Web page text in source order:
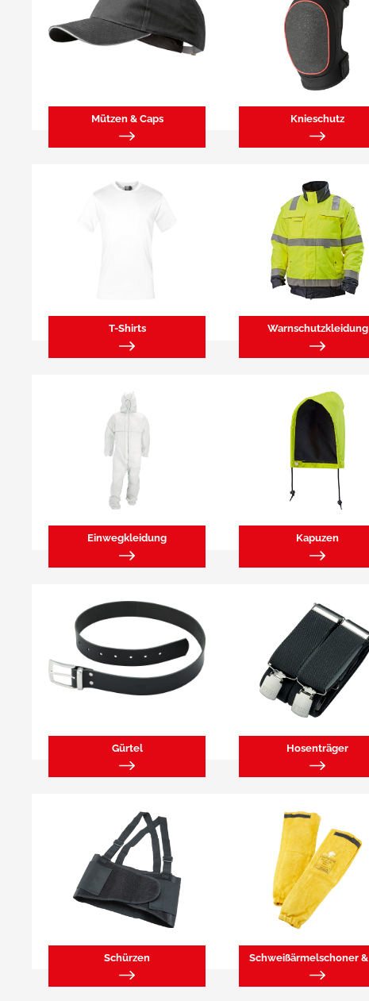
Mützen & Caps Knieschutz
T-Shirts Warnschutzkleidung
Einwegkleidung Kapuzen
Gürtel Hosenträger
Schürzen